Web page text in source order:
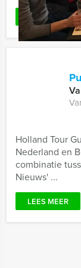
LEES MEER
Holland Tour
Nederland en
combinatie
Nieuws' ...
LEES MEER